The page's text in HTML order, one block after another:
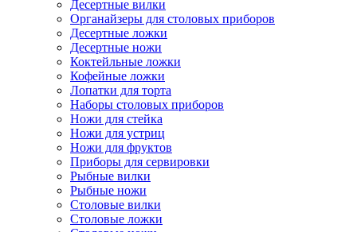
Десертные вилки
Органайзеры для столовых приборов
Десертные ложки
Десертные ножи
Коктейльные ложки
Кофейные ложки
Лопатки для торта
Наборы столовых приборов
Ножи для стейка
Ножи для устриц
Ножи для фруктов
Приборы для сервировки
Рыбные вилки
Рыбные ножи
Столовые вилки
Столовые ложки